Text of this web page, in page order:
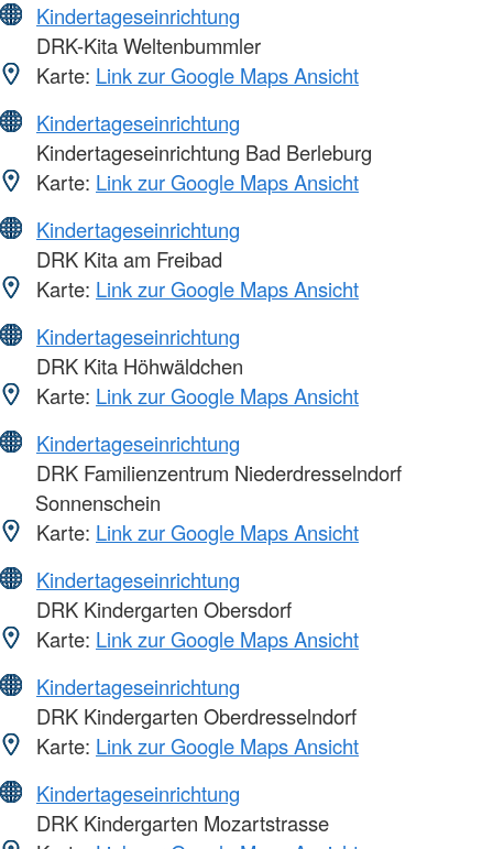
Kindertageseinrichtung
DRK-Kita Weltenbummler
Karte: Link zur Google Maps Ansicht
Kindertageseinrichtung
Kindertageseinrichtung Bad Berleburg
Karte: Link zur Google Maps Ansicht
Kindertageseinrichtung
DRK Kita am Freibad
Karte: Link zur Google Maps Ansicht
Kindertageseinrichtung
DRK Kita Höhwäldchen
Karte: Link zur Google Maps Ansicht
Kindertageseinrichtung
DRK Familienzentrum Niederdresselndorf
Sonnenschein
Karte: Link zur Google Maps Ansicht
Kindertageseinrichtung
DRK Kindergarten Obersdorf
Karte: Link zur Google Maps Ansicht
Kindertageseinrichtung
DRK Kindergarten Oberdresselndorf
Karte: Link zur Google Maps Ansicht
Kindertageseinrichtung
DRK Kindergarten Mozartstrasse